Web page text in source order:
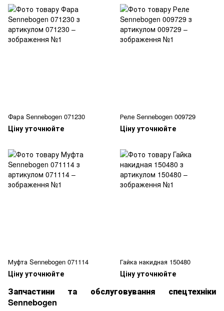
Фара Sennebogen 071230
Ціну уточнюйте
Реле Sennebogen 009729
Ціну уточнюйте
Муфта Sennebogen 071114
Ціну уточнюйте
Гайка накидная 150480
Ціну уточнюйте
Запчастини та обслуговування спецтехніки
Sennebogen